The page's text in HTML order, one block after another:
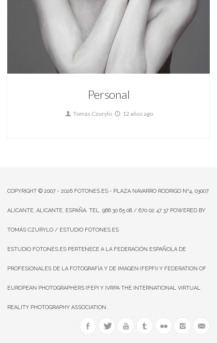
Personal
Personal
Tomás Czurylo 12 años ago
COPYRIGHT © 2007 - 2026 FOTONES.ES - PLAZA NAVARRO RODRIGO Nº4, 03007
ALICANTE, ALICANTE, ESPAÑA. TEL. 966 30 65 08 / 670 02 47 37 POWERED BY
TOMÁS CZURYLO / ESTUDIO FOTONES.ES
ESTUDIO FOTONES.ES PERTENECE A LA FEDERACIÓN ESPAÑOLA DE
PROFESIONALES DE LA FOTOGRAFÍA Y DE IMAGEN (FEPFI) Y FEDERATION OF
EUROPEAN PHOTOGRAPHERS (FEP) Y IVRPA THE INTERNATIONAL VIRTUAL
REALITY PHOTOGRAPHY ASSOCIATION.